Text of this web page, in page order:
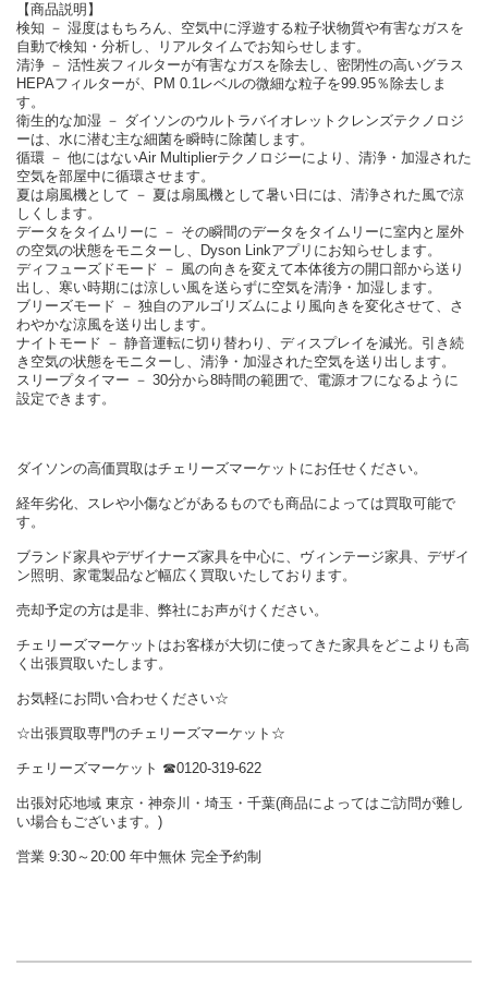
【商品説明】
検知 － 湿度はもちろん、空気中に浮遊する粒子状物質や有害なガスを
自動で検知・分析し、リアルタイムでお知らせします。
清浄 － 活性炭フィルターが有害なガスを除去し、密閉性の高いグラス
HEPAフィルターが、PM 0.1レベルの微細な粒子を99.95％除去しま
す。
衛生的な加湿 － ダイソンのウルトラバイオレットクレンズテクノロジ
ーは、水に潜む主な細菌を瞬時に除菌します。
循環 － 他にはないAir Multiplierテクノロジーにより、清浄・加湿された
空気を部屋中に循環させます。
夏は扇風機として － 夏は扇風機として暑い日には、清浄された風で涼
しくします。
データをタイムリーに － その瞬間のデータをタイムリーに室内と屋外
の空気の状態をモニターし、Dyson Linkアプリにお知らせします。
ディフューズドモード － 風の向きを変えて本体後方の開口部から送り
出し、寒い時期には涼しい風を送らずに空気を清浄・加湿します。
ブリーズモード － 独自のアルゴリズムにより風向きを変化させて、さ
わやかな涼風を送り出します。
ナイトモード － 静音運転に切り替わり、ディスプレイを減光。引き続
き空気の状態をモニターし、清浄・加湿された空気を送り出します。
スリープタイマー － 30分から8時間の範囲で、電源オフになるように
設定できます。
ダイソンの高価買取はチェリーズマーケットにお任せください。
経年劣化、スレや小傷などがあるものでも商品によっては買取可能で
す。
ブランド家具やデザイナーズ家具を中心に、ヴィンテージ家具、デザイ
ン照明、家電製品など幅広く買取いたしております。
売却予定の方は是非、弊社にお声がけください。
チェリーズマーケットはお客様が大切に使ってきた家具をどこよりも高
く出張買取いたします。
お気軽にお問い合わせください☆
☆出張買取専門のチェリーズマーケット☆
チェリーズマーケット ☎︎0120-319-622
出張対応地域 東京・神奈川・埼玉・千葉(商品によってはご訪問が難し
い場合もございます。)
営業 9:30～20:00 年中無休 完全予約制